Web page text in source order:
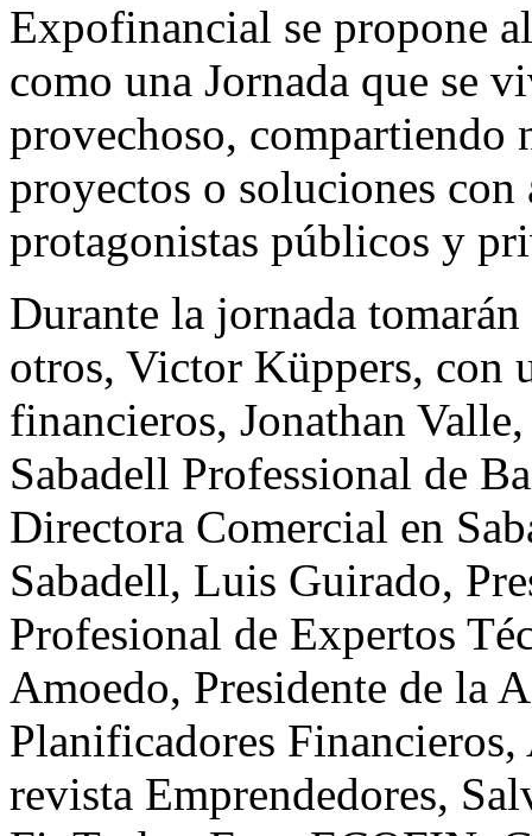
Expofinancial se propone
como una Jornada que se
provechoso, compartiendo
proyectos o soluciones con
protagonistas públicos y
Durante la jornada tomarán
otros, Victor Küppers, con
financieros, Jonathan
Sabadell Professional de
Directora Comercial en
Sabadell, Luis Guirado,
Profesional de Expertos
Amoedo, Presidente de la
Planificadores
revista Emprendedores,